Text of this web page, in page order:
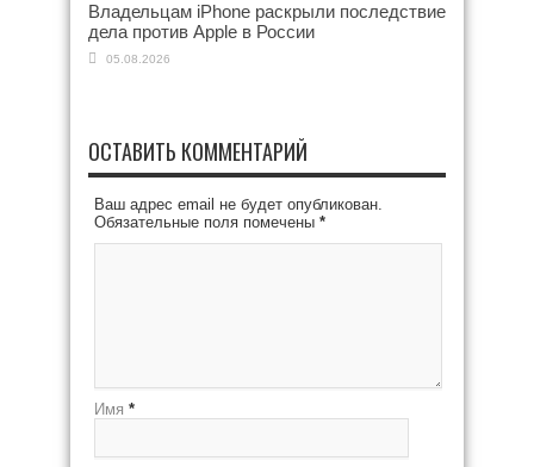
Владельцам iPhone раскрыли последствие
дела против Apple в России
05.08.2026
ОСТАВИТЬ КОММЕНТАРИЙ
Ваш адрес email не будет опубликован.
Обязательные поля помечены *
Имя *